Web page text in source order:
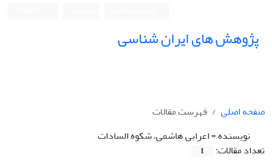
پژوهش های ایران شناسی
صفحه اصلی
فهرست مقالات
نویسنده =اعرابی هاشمی، شکوه السادات
تعداد مقالات:
1